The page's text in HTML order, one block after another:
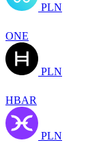
PLN
ONE
PLN
HBAR
PLN